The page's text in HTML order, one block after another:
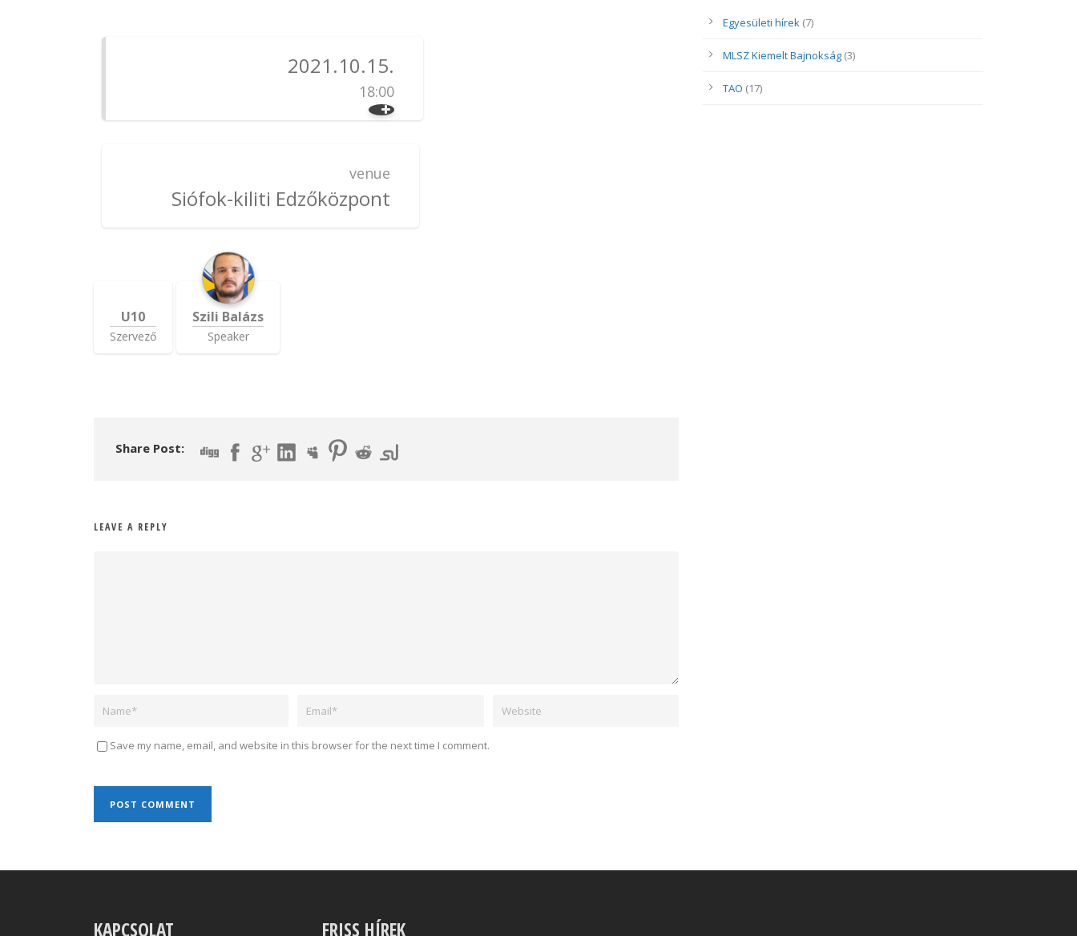
2021.10.15.
18:00
venue
Siófok-kiliti Edzőközpont
U10
Szervező
Szili Balázs
Speaker
Share Post:
LEAVE A REPLY
Save my name, email, and website in this browser for the next time I comment.
Egyesületi hírek (7)
MLSZ Kiemelt Bajnokság (3)
TAO (17)
KAPCSOLAT FRISS HÍREK